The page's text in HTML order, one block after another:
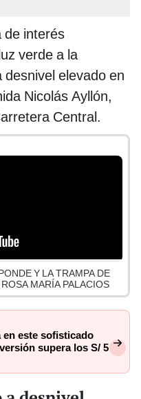
de interés
verde a la
elevado en
Nicolás Ayllón,
Central.
Y LA TRAMPA DE
MARÍA PALACIOS
en este sofisticado
supera los S/ 5